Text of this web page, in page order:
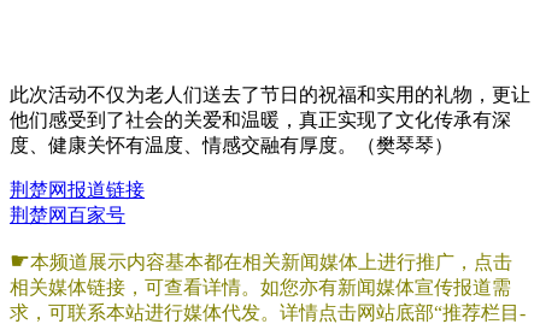
此次活动不仅为老人们送去了节日的祝福和实用的礼物，更让
他们感受到了社会的关爱和温暖，真正实现了文化传承有深
度、健康关怀有温度、情感交融有厚度。（樊琴琴）
荆楚网报道链接
荆楚网百家号
☛本频道展示内容基本都在相关新闻媒体上进行推广，点击
相关媒体链接，可查看详情。如您亦有新闻媒体宣传报道需
求，可联系本站进行媒体代发。详情点击网站底部“推荐栏目-